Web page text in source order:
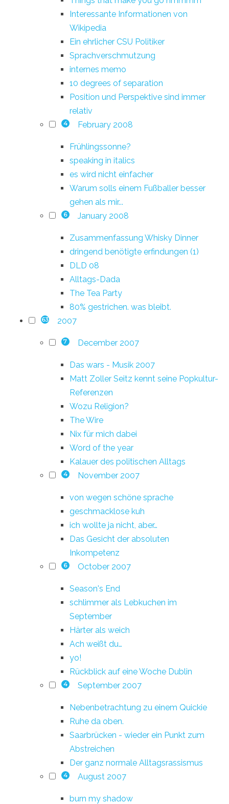
Interessante Informationen von
Wikipedia
Ein ehrlicher CSU Politiker
Sprachverschmutzung
internes memo
10 degrees of separation
Position und Perspektive sind immer
relativ
4 February 2008
Frühlingssonne?
speaking in italics
es wird nicht einfacher
Warum solls einem Fußballer besser
gehen als mir...
6 January 2008
Zusammenfassung Whisky Dinner
dringend benötigte erfindungen (1)
DLD 08
Alltags-Dada
The Tea Party
80% gestrichen. was bleibt.
63 2007
7 December 2007
Das wars - Musik 2007
Matt Zoller Seitz kennt seine Popkultur-
Referenzen
Wozu Religion?
The Wire
Nix für mich dabei
Word of the year
Kalauer des politischen Alltags
4 November 2007
von wegen schöne sprache
geschmacklose kuh
ich wollte ja nicht, aber…
Das Gesicht der absoluten
Inkompetenz
6 October 2007
Season's End
schlimmer als Lebkuchen im
September
Härter als weich
Ach weißt du…
yo!
Rückblick auf eine Woche Dublin
4 September 2007
Nebenbetrachtung zu einem Quickie
Ruhe da oben.
Saarbrücken - wieder ein Punkt zum
Abstreichen
Der ganz normale Alltagsrassismus
4 August 2007
burn my shadow